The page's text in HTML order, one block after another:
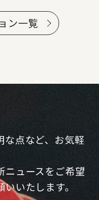
ン一覧
な点など、お気軽
ニュースをご希望
いたします。